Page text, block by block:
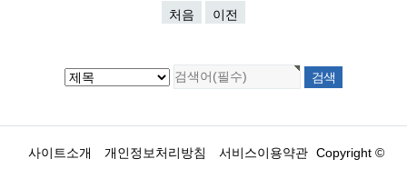
처음 이전
사이트소개 개인정보처리방침 서비스이용약관 Copyright ©